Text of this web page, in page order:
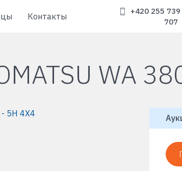
Контакты
+420 255 739
707
WA